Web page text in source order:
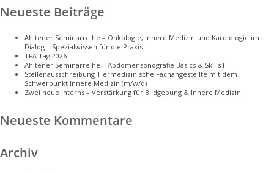
Neueste Beiträge
Ahltener Seminarreihe – Onkologie, Innere Medizin und Kardiologie im
Dialog – Spezialwissen für die Praxis
TFA Tag 2026
Ahltener Seminarreihe – Abdomensonografie Basics & Skills I
Stellenausschreibung Tiermedizinische Fachangestellte mit dem
Schwerpunkt Innere Medizin (m/w/d)
Zwei neue Interns – Verstärkung für Bildgebung & Innere Medizin
Neueste Kommentare
Archiv